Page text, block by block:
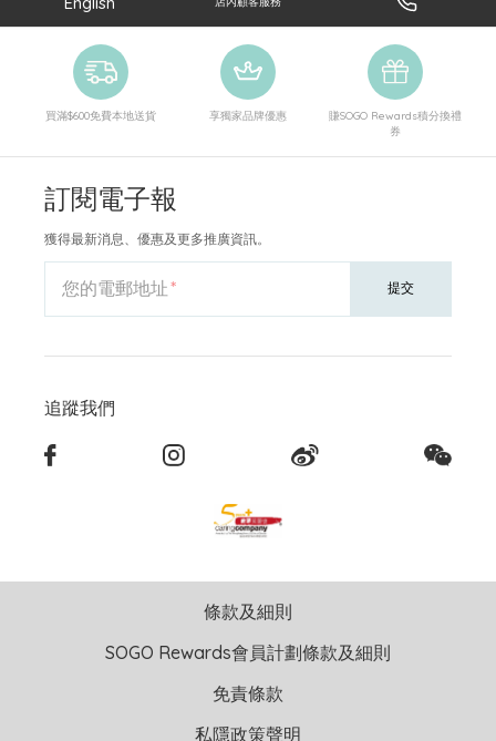
買滿$600免費本地送貨 享獨家品牌優惠
賺SOGO Rewards積分換禮
券
訂閱電子報
獲得最新消息、優惠及更多推廣資訊。
您的電郵地址 提交
追蹤我們
條款及細則
SOGO Rewards會員計劃條款及細則
免責條款
私隱政策聲明